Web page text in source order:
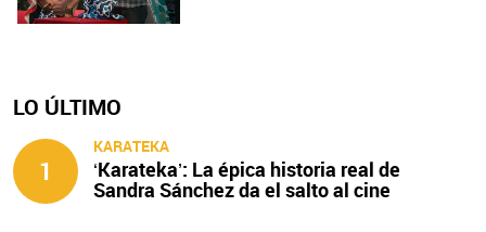
LO ÚLTIMO
1
KARATEKA
‘Karateka’: La épica historia real de
Sandra Sánchez da el salto al cine